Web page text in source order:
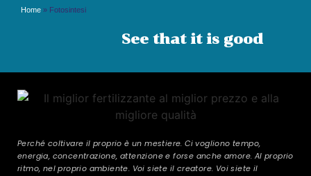
Home » Fotosintesi
See that it is good
Perché coltivare il proprio è un mestiere. Ci vogliono tempo,
energia, concentrazione, attenzione e forse anche amore. Al proprio
ritmo, nel proprio ambiente. Voi siete il creatore. Voi siete il